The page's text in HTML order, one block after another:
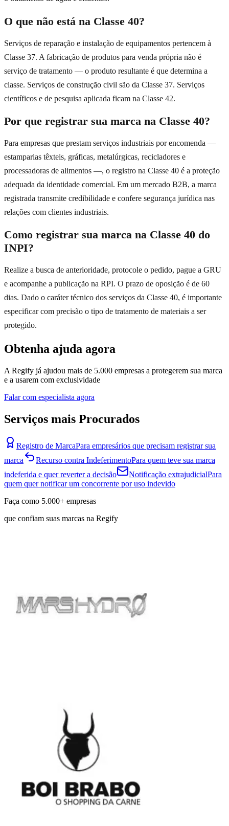
O que não está na Classe 40?
Serviços de reparação e instalação de equipamentos pertencem à
Classe 37. A fabricação de produtos para venda própria não é
serviço de tratamento — o produto resultante é que determina a
classe. Serviços de construção civil são da Classe 37. Serviços
científicos e de pesquisa aplicada ficam na Classe 42.
Por que registrar sua marca na Classe 40?
Para empresas que prestam serviços industriais por encomenda —
estamparias têxteis, gráficas, metalúrgicas, recicladores e
processadoras de alimentos —, o registro na Classe 40 é a proteção
adequada da identidade comercial. Em um mercado B2B, a marca
registrada transmite credibilidade e confere segurança jurídica nas
relações com clientes industriais.
Como registrar sua marca na Classe 40 do
INPI?
Realize a busca de anterioridade, protocole o pedido, pague a GRU
e acompanhe a publicação na RPI. O prazo de oposição é de 60
dias. Dado o caráter técnico dos serviços da Classe 40, é importante
especificar com precisão o tipo de tratamento de materiais a ser
protegido.
Obtenha ajuda agora
A Regify já ajudou mais de 5.000 empresas a protegerem sua marca
e a usarem com exclusividade
Falar com especialista agora
Serviços mais Procurados
Registro de MarcaPara empresários que precisam registrar sua
marca
Recurso contra IndeferimentoPara quem teve sua marca
indeferida e quer reverter a decisão
Notificação extrajudicialPara
quem quer notificar um concorrente por uso indevido
Faça como 5.000+ empresas
que confiam suas marcas na Regify